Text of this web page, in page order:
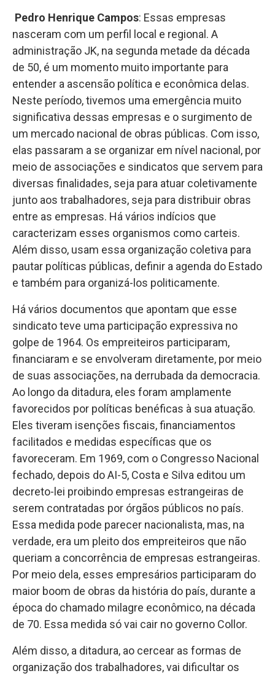
Pedro Henrique Campos: Essas empresas
nasceram com um perfil local e regional. A
administração JK, na segunda metade da década
de 50, é um momento muito importante para
entender a ascensão política e econômica delas.
Neste período, tivemos uma emergência muito
significativa dessas empresas e o surgimento de
um mercado nacional de obras públicas. Com isso,
elas passaram a se organizar em nível nacional, por
meio de associações e sindicatos que servem para
diversas finalidades, seja para atuar coletivamente
junto aos trabalhadores, seja para distribuir obras
entre as empresas. Há vários indícios que
caracterizam esses organismos como carteis.
Além disso, usam essa organização coletiva para
pautar políticas públicas, definir a agenda do Estado
e também para organizá-los politicamente.
Há vários documentos que apontam que esse
sindicato teve uma participação expressiva no
golpe de 1964. Os empreiteiros participaram,
financiaram e se envolveram diretamente, por meio
de suas associações, na derrubada da democracia.
Ao longo da ditadura, eles foram amplamente
favorecidos por políticas benéficas à sua atuação.
Eles tiveram isenções fiscais, financiamentos
facilitados e medidas específicas que os
favoreceram. Em 1969, com o Congresso Nacional
fechado, depois do AI-5, Costa e Silva editou um
decreto-lei proibindo empresas estrangeiras de
serem contratadas por órgãos públicos no país.
Essa medida pode parecer nacionalista, mas, na
verdade, era um pleito dos empreiteiros que não
queriam a concorrência de empresas estrangeiras.
Por meio dela, esses empresários participaram do
maior boom de obras da história do país, durante a
época do chamado milagre econômico, na década
de 70. Essa medida só vai cair no governo Collor.
Além disso, a ditadura, ao cercear as formas de
organização dos trabalhadores, vai dificultar os